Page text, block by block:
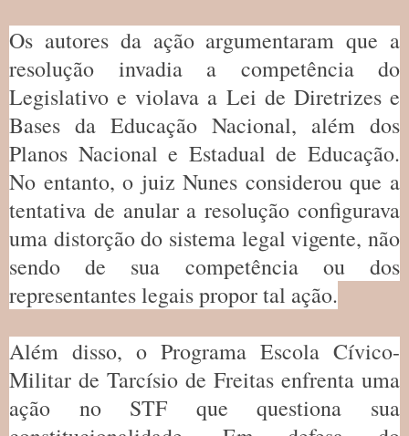
Os autores da ação argumentaram que a
resolução invadia a competência do
Legislativo e violava a Lei de Diretrizes e
Bases da Educação Nacional, além dos
Planos Nacional e Estadual de Educação.
No entanto, o juiz Nunes considerou que a
tentativa de anular a resolução configurava
uma distorção do sistema legal vigente, não
sendo de sua competência ou dos
representantes legais propor tal ação.
Além disso, o Programa Escola Cívico-
Militar de Tarcísio de Freitas enfrenta uma
ação no STF que questiona sua